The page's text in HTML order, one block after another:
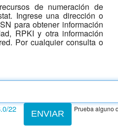
de numeración de
Ingrese una dirección o
para obtener información
RPKI y otra información
Por cualquier consulta o
ENVIAR
22 Prueba alguno